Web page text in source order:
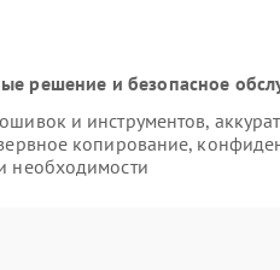
решение и безопасное
и инструментов,
копирование,
необходимости